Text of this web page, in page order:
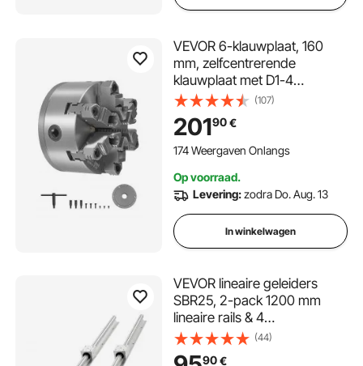
VEVOR 6-klauwplaat, 160
mm, zelfcentrerende
klauwplaat met D1-4
nokvergrendelingsdragerpla
at, klembereik 3-160 mm met
T-bouten, HT300 materiaal,
voor hout- en
(107)
20190€
174 Weergaven Onlangs
Op voorraad.
Levering:zodra Do. Aug. 13
In winkelwagen
VEVOR lineaire geleiders
SBR25, 2-pack 1200 mm
lineaire rails & 4
schuifblokken, volledig
ondersteunde as, geleiderail
(44)
90€